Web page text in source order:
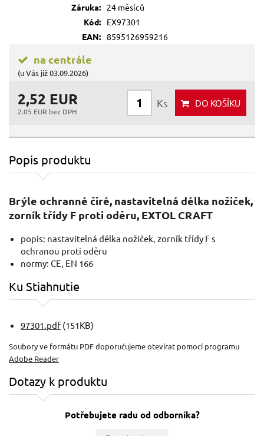
Záruka:
24 měsíců
Kód:
EX97301
EAN: 8595126959216
na centrále
(u Vás již 03.09.2026)
2,52 EUR
2.05 EUR bez DPH
Ks DO KOŠÍKU
Popis produktu
Brýle ochranné čiré, nastavitelná délka nožiček,
zorník třídy F proti oděru, EXTOL CRAFT
popis: nastavitelná délka nožiček, zorník třídy F s
ochranou proti oděru
normy: CE, EN 166
Ku Stiahnutie
97301.pdf (151KB)
Soubory ve formátu PDF doporučujeme otevírat pomocí programu
Adobe Reader
Dotazy k produktu
Potřebujete radu od odborníka?